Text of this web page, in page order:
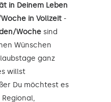
in Deinem Leben
in Vollzeit -
Woche sind
Wünschen
ganz
willst
Du möchtest es
Regional,